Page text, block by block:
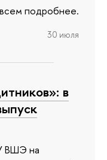
подробнее.
30 июля
в
ВШЭ на